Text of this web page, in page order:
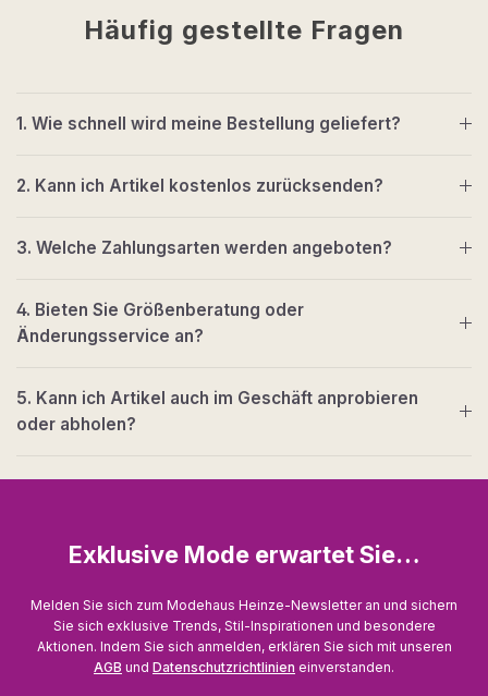
Häufig gestellte Fragen
1. Wie schnell wird meine Bestellung geliefert?
2. Kann ich Artikel kostenlos zurücksenden?
3. Welche Zahlungsarten werden angeboten?
4. Bieten Sie Größenberatung oder
Änderungsservice an?
5. Kann ich Artikel auch im Geschäft anprobieren
oder abholen?
Exklusive Mode erwartet Sie…
Melden Sie sich zum Modehaus Heinze-Newsletter an und sichern
Sie sich exklusive Trends, Stil-Inspirationen und besondere
Aktionen. Indem Sie sich anmelden, erklären Sie sich mit unseren
AGB und Datenschutzrichtlinien einverstanden.